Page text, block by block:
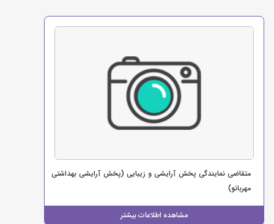
مشاهده اطلاعات بیشتر
متقاضی نمایندگی پخش آرایشی و زیبایی (پخش آرایشی بهداشتی
مهربانو)